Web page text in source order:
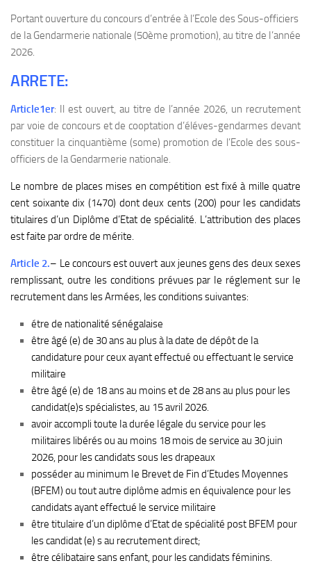
Portant ouverture du concours d’entrée à l’Ecole des Sous-officiers
de Ia Gendarmerie nationale (50ème promotion), au titre de I’année
2026.
ARRETE:
Article1er: Il est ouvert, au titre de l’année 2026, un recrutement
par voie de concours et de cooptation d’éléves-gendarmes devant
constituer Ia cinquantième (some) promotion de l’Ecole des sous-
officiers de Ia Gendarmerie nationale.
Le nombre de places mises en compétition est fixé à mille quatre
cent soixante dix (1470) dont deux cents (200) pour Ies candidats
titulaires d’un Diplôme d’Etat de spécialité. L’attribution des places
est faite par ordre de mérite.
Article 2.– Le concours est ouvert aux jeunes gens des deux sexes
remplissant, outre les conditions prévues par Ie réglement sur Ie
recrutement dans les Armées, les conditions suivantes:
étre de nationalité sénégalaise
être âgé (e) de 30 ans au plus à la date de dépôt de Ia
candidature pour ceux ayant effectué ou effectuant le service
militaire
être âgé (e) de 18 ans au moins et de 28 ans au plus pour les
candidat(e)s spécialistes, au 15 avril 2026.
avoir accompli toute Ia durée Iégale du service pour les
militaires libérés ou au moins 18 mois de service au 30 juin
2026, pour les candidats sous les drapeaux
posséder au minimum Ie Brevet de Fin d’Etudes Moyennes
(BFEM) ou tout autre diplôme admis en équivalence pour les
candidats ayant effectué le service militaire
être titulaire d’un diplôme d’Etat de spécialité post BFEM pour
les candidat (e) s au recrutement direct;
être célibataire sans enfant, pour les candidats féminins.